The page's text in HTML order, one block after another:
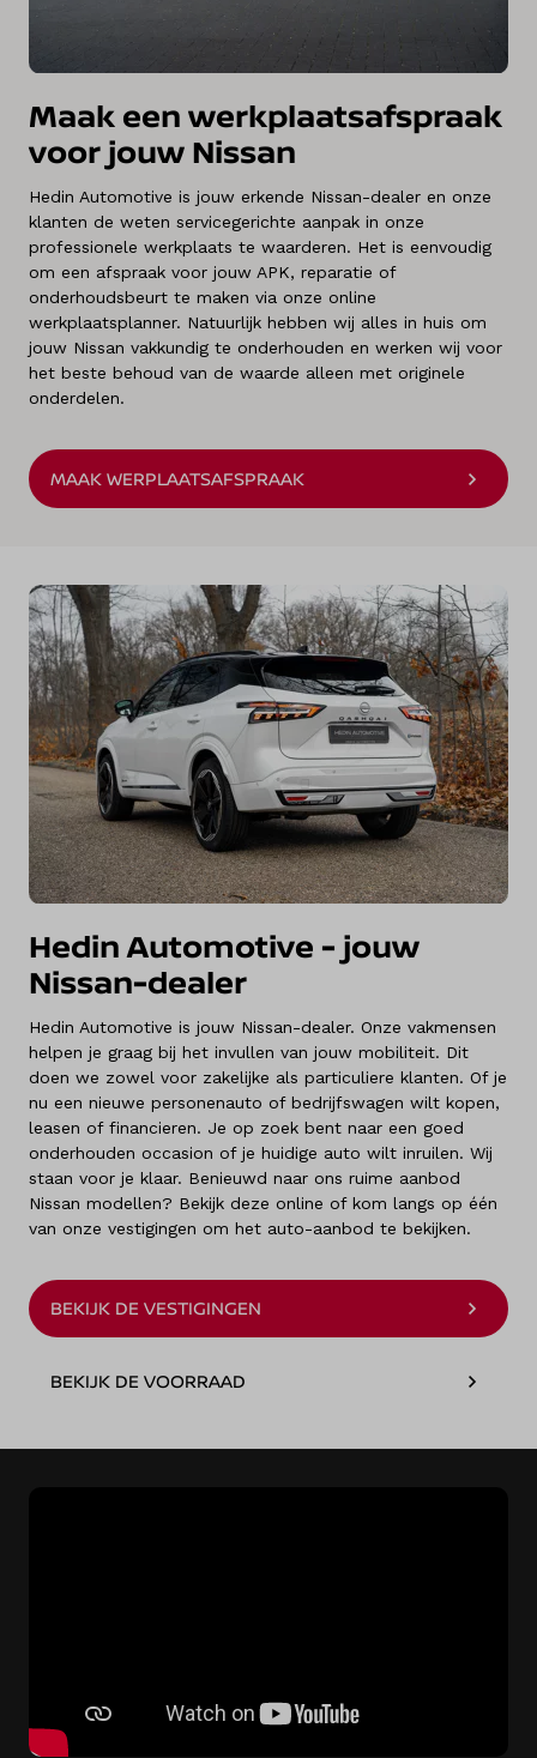
Maak een werkplaatsafspraak
voor jouw Nissan
Hedin Automotive is jouw erkende Nissan-dealer en onze
klanten de weten servicegerichte aanpak in onze
professionele werkplaats te waarderen. Het is eenvoudig
om een afspraak voor jouw APK, reparatie of
onderhoudsbeurt te maken via onze online
werkplaatsplanner. Natuurlijk hebben wij alles in huis om
jouw Nissan vakkundig te onderhouden en werken wij voor
het beste behoud van de waarde alleen met originele
onderdelen.
MAAK WERPLAATSAFSPRAAK
Hedin Automotive - jouw
Nissan-dealer
Hedin Automotive is jouw Nissan-dealer. Onze vakmensen
helpen je graag bij het invullen van jouw mobiliteit. Dit
doen we zowel voor zakelijke als particuliere klanten. Of je
nu een nieuwe personenauto of bedrijfswagen wilt kopen,
leasen of financieren. Je op zoek bent naar een goed
onderhouden occasion of je huidige auto wilt inruilen. Wij
staan voor je klaar. Benieuwd naar ons ruime aanbod
Nissan modellen? Bekijk deze online of kom langs op één
van onze vestigingen om het auto-aanbod te bekijken.
BEKIJK DE VESTIGINGEN
BEKIJK DE VOORRAAD